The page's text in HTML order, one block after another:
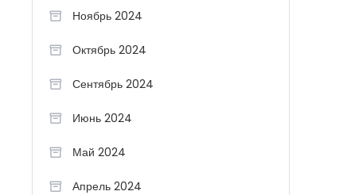
Ноябрь 2024
Октябрь 2024
Сентябрь 2024
Июнь 2024
Май 2024
Апрель 2024